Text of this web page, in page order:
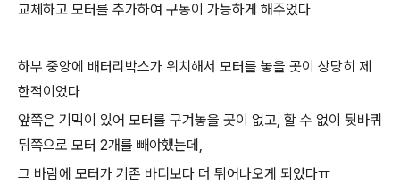
교체하고 모터를 추가하여 구동이 가능하게 해주었다
하부 중앙에 배터리박스가 위치해서 모터를 놓을 곳이 상당히 제
한적이었다
앞쪽은 기믹이 있어 모터를 구겨놓을 곳이 없고, 할 수 없이 뒷바퀴
뒤쪽으로 모터 2개를 빼야했는데,
그 바람에 모터가 기존 바디보다 더 튀어나오게 되었다ㅠ